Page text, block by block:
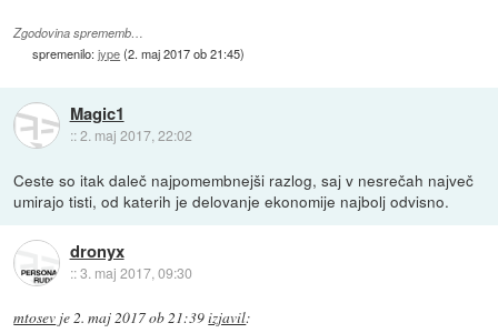
Zgodovina sprememb…
spremenilo:jype(2. maj 2017 ob 21:45)
Magic1
::2. maj 2017, 22:02
Ceste so itak daleč najpomembnejši razlog, saj v nesrečah največ
umirajo tisti, od katerih je delovanje ekonomije najbolj odvisno.
dronyx
::3. maj 2017, 09:30
mtosev je2. maj 2017 ob 21:39izjavil: